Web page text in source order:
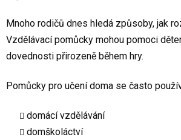
Mnoho rodičů dnes hledá způsoby, jak
Vzdělávací pomůcky mohou pomoci
dovednosti přirozeně během hry.
Pomůcky pro učení doma se často
domácí vzdělávání
domškoláctví